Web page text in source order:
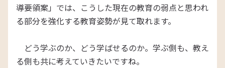
導要領案」では、こうした現在の教育の弱点と思われ
る部分を強化する教育姿勢が見て取れます。
どう学ぶのか、どう学ばせるのか。学ぶ側も、教え
る側も共に考えていきたいですね。